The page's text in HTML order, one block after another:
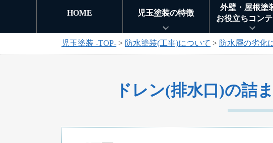
HOME 児玉塗装の特徴
外壁・屋根塗
お役立ちコン
児玉塗装 -TOP- > 防水塗装(工事)について > 防水層の劣化
ドレン(排水口)の詰